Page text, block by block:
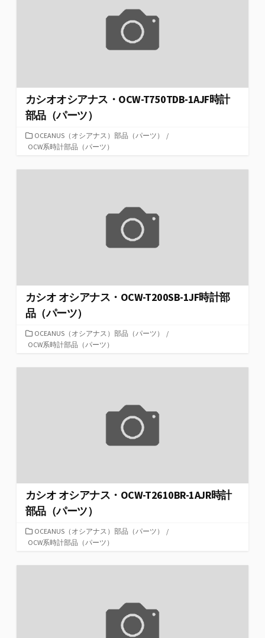
カシオオシアナス・OCW-T750TDB-1AJF時計
部品（パーツ）
カ
テ
リ
OCEANUS（オシアナス）部品（パーツ）
/
OCW系時計部品（パーツ）
カシオ オシアナス・OCW-T200SB-1JF時計部
品（パーツ）
カ
テ
リ
OCEANUS（オシアナス）部品（パーツ）
/
OCW系時計部品（パーツ）
カシオ オシアナス・OCW-T2610BR-1AJR時計
部品（パーツ）
カ
テ
リ
OCEANUS（オシアナス）部品（パーツ）
/
OCW系時計部品（パーツ）